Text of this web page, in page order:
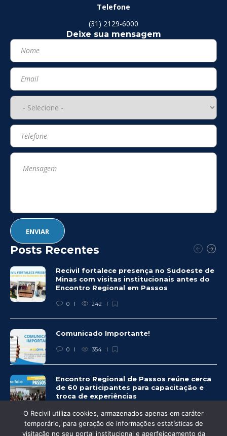
Telefone
(31) 2129-6000
Deixe sua mensagem
Posts Recentes
Recivil fortalece presença no Sudoeste de
Minas com visitas institucionais antes do
Encontro Regional em Passos
0 242
Comunicado Importante!
0 354
Encontro Regional de Passos reúne cerca
de 60 participantes para capacitação e
troca de experiências
0 328
O Recivil utiliza cookies, armazenados apenas em caráter
temporário, para geração de informações estatísticas de
visitação no seu portal institucional e aperfeiçoamento da